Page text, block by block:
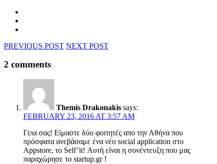
PREVIOUS POST NEXT POST
2 comments
Themis Drakonakis says:
FEBRUARY 23, 2016 AT 3:57 AM
Γεια σας! Είμαστε δύο φοιτητές απο την Αθήνα που
πρόσφατα ανεβάσαμε ένα νέο social application στο
Appstore, το Self’it! Αυτή είναι η συνέντευξη που μας
παραχώρησε το startup.gr !